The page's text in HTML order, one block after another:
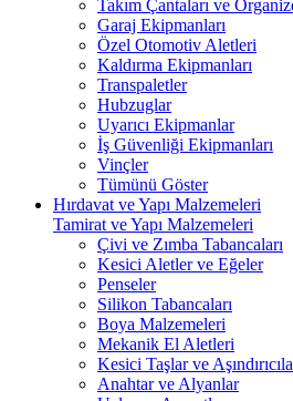
Takım Çantaları ve
Garaj Ekipmanları
Özel Otomotiv Aletleri
Kaldırma Ekipmanları
Transpaletler
Hubzuglar
Uyarıcı Ekipmanlar
İş Güvenliği Ekipmanları
Vinçler
Tümünü Göster
Hırdavat ve Yapı Malzemeleri
Tamirat ve Yapı Malzemeleri
Çivi ve Zımba Tabancaları
Kesici Aletler ve Eğeler
Penseler
Silikon Tabancaları
Boya Malzemeleri
Mekanik El Aletleri
Kesici Taşlar ve
Anahtar ve Alyanlar